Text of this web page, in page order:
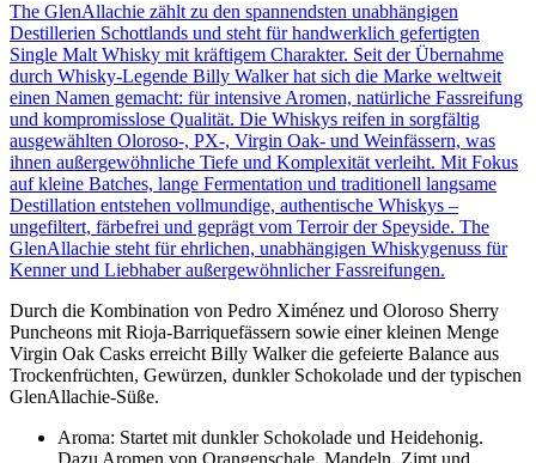
The GlenAllachie zählt zu den spannendsten unabhängigen
Destillerien Schottlands und steht für handwerklich gefertigten
Single Malt Whisky mit kräftigem Charakter. Seit der Übernahme
durch Whisky-Legende Billy Walker hat sich die Marke weltweit
einen Namen gemacht: für intensive Aromen, natürliche Fassreifung
und kompromisslose Qualität. Die Whiskys reifen in sorgfältig
ausgewählten Oloroso-, PX-, Virgin Oak- und Weinfässern, was
ihnen außergewöhnliche Tiefe und Komplexität verleiht. Mit Fokus
auf kleine Batches, lange Fermentation und traditionell langsame
Destillation entstehen vollmundige, authentische Whiskys –
ungefiltert, färbefrei und geprägt vom Terroir der Speyside. The
GlenAllachie steht für ehrlichen, unabhängigen Whiskygenuss für
Kenner und Liebhaber außergewöhnlicher Fassreifungen.
Durch die Kombination von Pedro Ximénez und Oloroso Sherry
Puncheons mit Rioja-Barriquefässern sowie einer kleinen Menge
Virgin Oak Casks erreicht Billy Walker die gefeierte Balance aus
Trockenfrüchten, Gewürzen, dunkler Schokolade und der typischen
GlenAllachie-Süße.
Aroma: Startet mit dunkler Schokolade und Heidehonig.